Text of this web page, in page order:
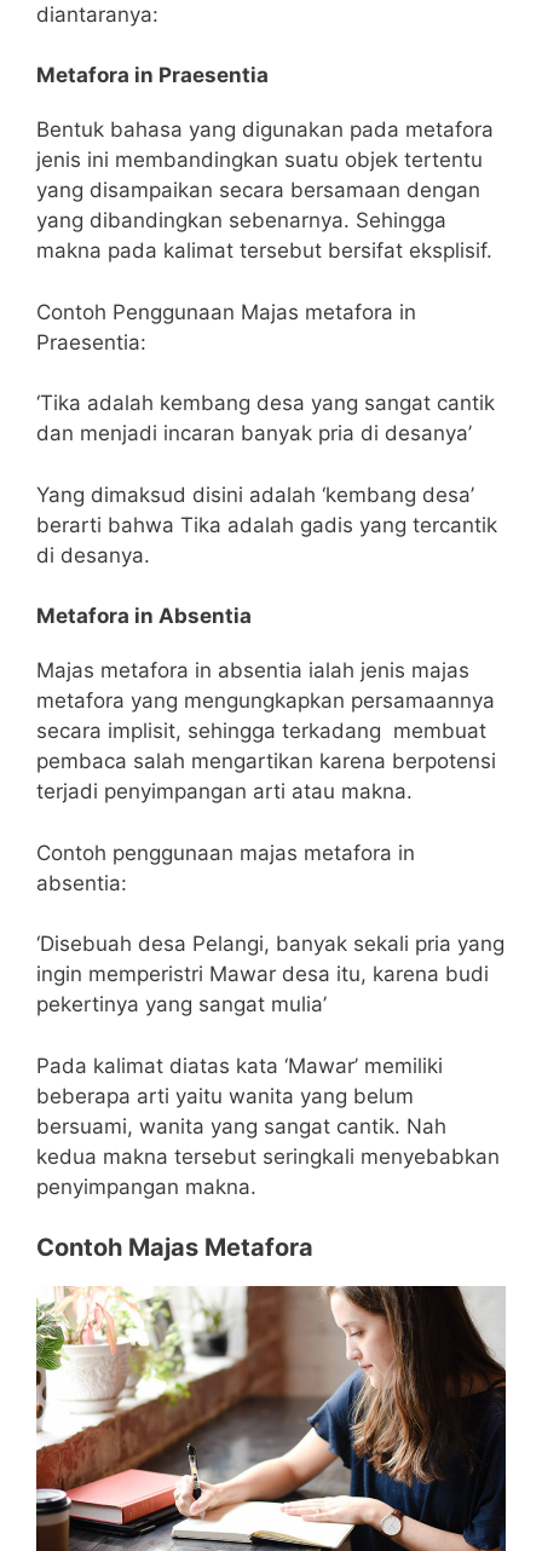
diantaranya:
Metafora in Praesentia
Bentuk bahasa yang digunakan pada metafora
jenis ini membandingkan suatu objek tertentu
yang disampaikan secara bersamaan dengan
yang dibandingkan sebenarnya. Sehingga
makna pada kalimat tersebut bersifat eksplisif.
Contoh Penggunaan Majas metafora in
Praesentia:
‘Tika adalah kembang desa yang sangat cantik
dan menjadi incaran banyak pria di desanya’
Yang dimaksud disini adalah ‘kembang desa’
berarti bahwa Tika adalah gadis yang tercantik
di desanya.
Metafora in Absentia
Majas metafora in absentia ialah jenis majas
metafora yang mengungkapkan persamaannya
secara implisit, sehingga terkadang membuat
pembaca salah mengartikan karena berpotensi
terjadi penyimpangan arti atau makna.
Contoh penggunaan majas metafora in
absentia:
‘Disebuah desa Pelangi, banyak sekali pria yang
ingin memperistri Mawar desa itu, karena budi
pekertinya yang sangat mulia’
Pada kalimat diatas kata ‘Mawar’ memiliki
beberapa arti yaitu wanita yang belum
bersuami, wanita yang sangat cantik. Nah
kedua makna tersebut seringkali menyebabkan
penyimpangan makna.
Contoh Majas Metafora